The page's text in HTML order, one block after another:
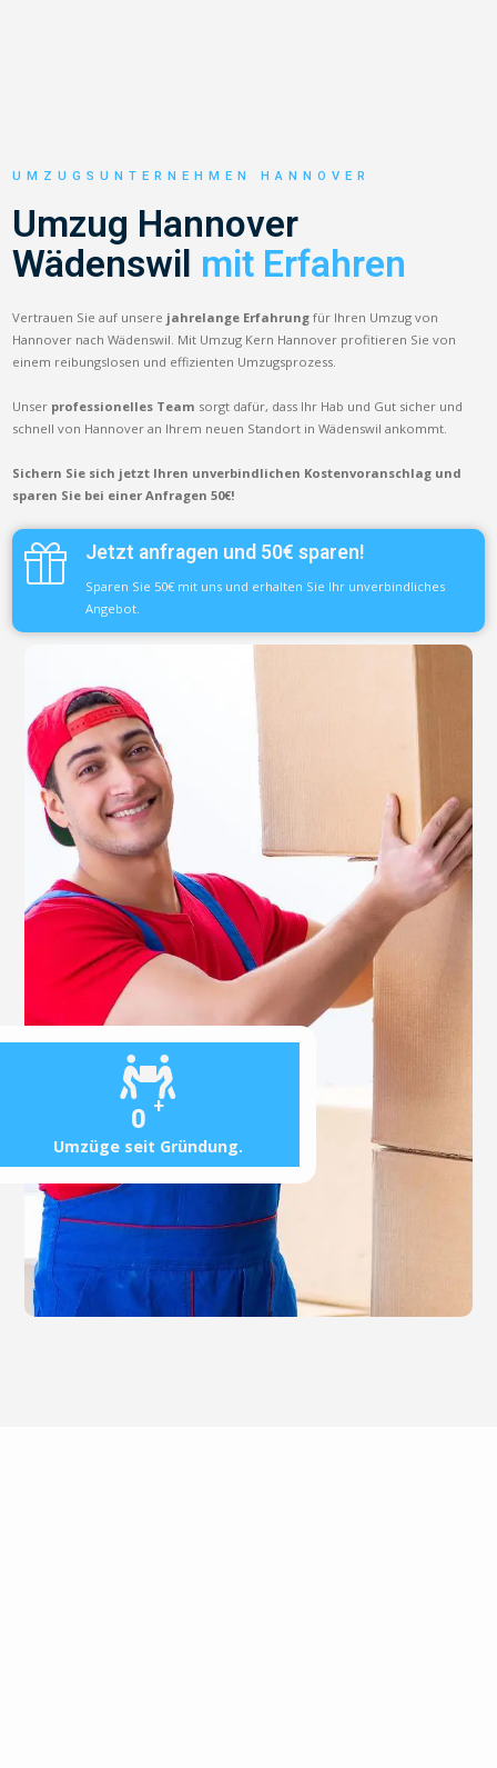
0 +
Umzüge seit Gründung.
UMZUGSUNTERNEHMEN HANNOVER
Umzug Hannover
Wädenswil mit Erfahren
Vertrauen Sie auf unsere jahrelange Erfahrung für Ihren Umzug von
Hannover nach Wädenswil. Mit Umzug Kern Hannover profitieren Sie von
einem reibungslosen und effizienten Umzugsprozess.
Unser professionelles Team sorgt dafür, dass Ihr Hab und Gut sicher und
schnell von Hannover an Ihrem neuen Standort in Wädenswil ankommt.
Sichern Sie sich jetzt Ihren unverbindlichen Kostenvoranschlag und
sparen Sie bei einer Anfragen 50€!
Jetzt anfragen und 50€ sparen!
Sparen Sie 50€ mit uns und erhalten Sie Ihr unverbindliches
Angebot.